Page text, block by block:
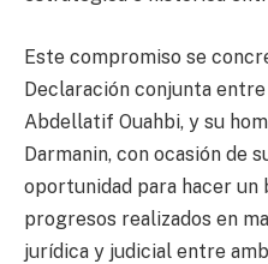
Este compromiso se
Declaración conjunta
Abdellatif Ouahbi, y su
Darmanin, con ocasión de
oportunidad para hacer un
progresos realizados en
jurídica y judicial entre